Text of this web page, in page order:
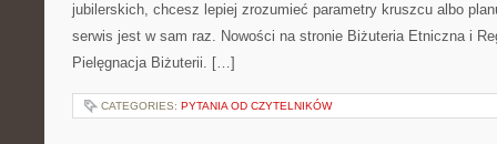
jubilerskich, chcesz lepiej zrozumieć parametry kruszcu albo
serwis jest w sam raz. Nowości na stronie Biżuteria Etniczna i
Pielęgnacja Biżuterii. […]
CATEGORIES: PYTANIA OD CZYTELNIKÓW